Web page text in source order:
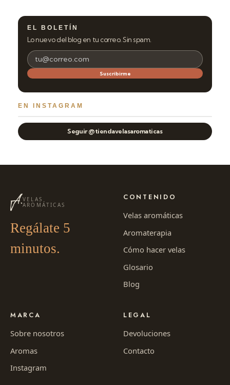
EL BOLETÍN
Lo nuevo del blog en tu correo. Sin spam.
Suscribirme
EN INSTAGRAM
Seguir @tiendavelasaromaticas
VELAS
AROMÁTICAS
Regálate 5
minutos.
CONTENIDO
Velas aromáticas
Aromaterapia
Cómo hacer velas
Glosario
Blog
MARCA
Sobre nosotros
Aromas
Instagram
LEGAL
Devoluciones
Contacto